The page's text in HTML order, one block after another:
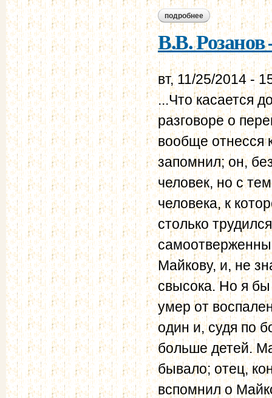
подробнее о в.в. розанов –
В.В.
вт, 11/25/2014 -
...Что касается
разговоре о
вообще отнесся
запомнил; он,
человек, но с
человека, к
столько
Майкову, и, не
свысока. Но я
умер от
один и, судя по
больше детей.
бывало; отец,
вспомнил о